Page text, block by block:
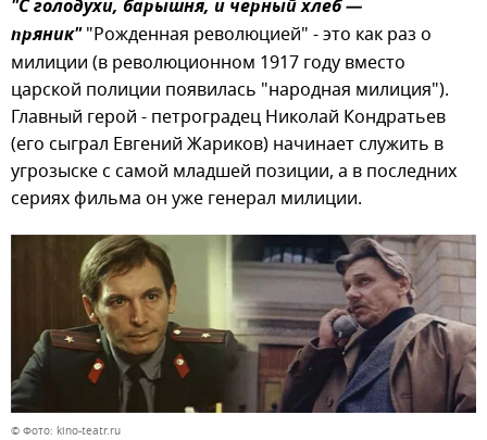
"С голодухи, барышня, и черный хлеб —
пряник""Рожденная революцией" - это как раз о
милиции (в революционном 1917 году вместо
царской полиции появилась "народная милиция").
Главный герой - петроградец Николай Кондратьев
(его сыграл Евгений Жариков) начинает служить в
угрозыске с самой младшей позиции, а в последних
сериях фильма он уже генерал милиции.
© Фото: kino-teatr.ru